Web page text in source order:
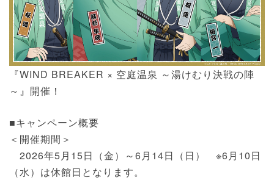
『WIND BREAKER × 空庭温泉 ～湯けむり決戦の陣
～』開催！
■キャンペーン概要
＜開催期間＞
2026年5月15日（金）～6月14日（日） ※6月10日
（水）は休館日となります。